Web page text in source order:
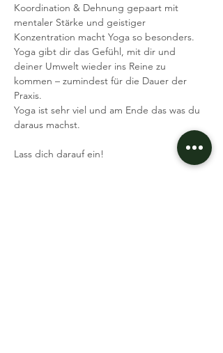
Koordination & Dehnung gepaart mit
mentaler Stärke und geistiger
Konzentration macht Yoga so besonders.
Yoga gibt dir das Gefühl, mit dir und
deiner Umwelt wieder ins Reine zu
kommen – zumindest für die Dauer der
Praxis.
Yoga ist sehr viel und am Ende das was du
daraus machst.
Lass dich darauf ein!